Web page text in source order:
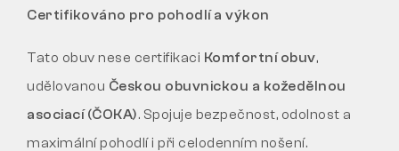
Certifikováno pro pohodlí a výkon
Tato obuv nese certifikaci Komfortní obuv,
udělovanou Českou obuvnickou a kožedělnou
asociací (ČOKA). Spojuje bezpečnost, odolnost a
maximální pohodlí i při celodenním nošení.